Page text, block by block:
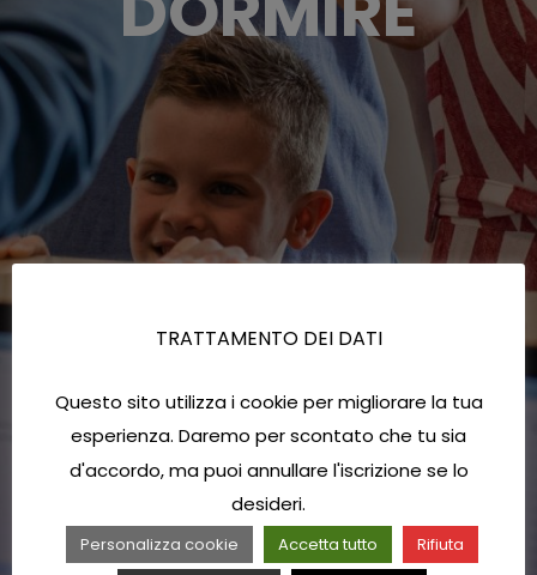
TRATTAMENTO DEI DATI
Questo sito utilizza i cookie per migliorare la tua
esperienza. Daremo per scontato che tu sia
d'accordo, ma puoi annullare l'iscrizione se lo
desideri.
Personalizza cookie Accetta tutto
Rifiuta